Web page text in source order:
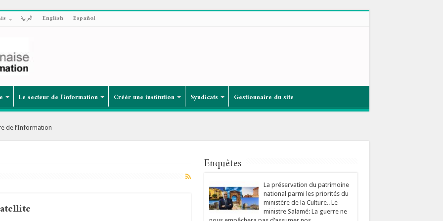
العربية English Español
Le secteur de l’information Créér une institution Syndicats Gestionnaire du site
de l’Information
Enquêtes
La préservation du patrimoine
national parmi les priorités du
ministère de la Culture.. Le
ministre Salamé: La guerre ne